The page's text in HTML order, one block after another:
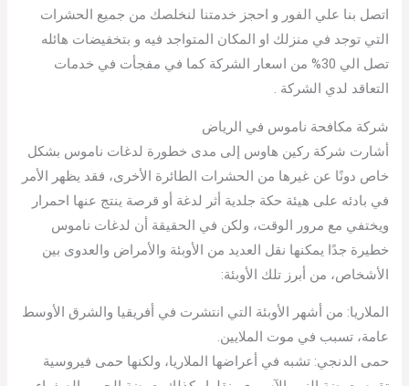
اتصل بنا علي الفور و احجز خدمتنا لنخلصك من جميع الحشرات
التي توجد في منزلك او المكان المتواجد فيه و بتخفيضات هائله
تصل الي 30% من اسعار الشركة كما في مفجأت في خدمات
التعاقد لدي الشركة .
شركة مكافحة ناموس في الرياض
أشارت شركة ركين هاوس إلى مدى خطورة لدغات ناموس بشكل
خاص دونًا عن غيرها من الحشرات الطائرة الأخرى، فقد يظهر الأمر
في بادئه على هيئة حكة جلدية أثر لدغة أو قرصة ينتج عنها احمرار
ويختفي مع مرور الوقت، ولكن في الحقيقة أن لدغات ناموس
خطيرة جدًا يمكنها نقل العديد من الأوبئة والأمراض والعدوى بين
الأشخاص، من أبرز تلك الأوبئة:
الملاريا: من أشهر الأوبئة التي انتشرت في أفريقيا والشرق الأوسط
عامة، تسبب في موت الملايين.
حمى الدنجي: تشبه في أعراضها الملاريا، ولكنها حمى فيروسية